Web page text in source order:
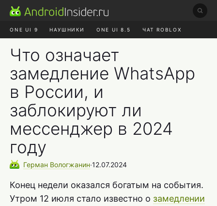
ONE UI 9 НАУШНИКИ ONE UI 8.5 ЧАТ ROBLOX
Что означает
замедление WhatsApp
в России, и
заблокируют ли
мессенджер в 2024
году
Герман Вологжанин∙12.07.2024
Конец недели оказался богатым на события.
Утром 12 июля стало известно о замедлении